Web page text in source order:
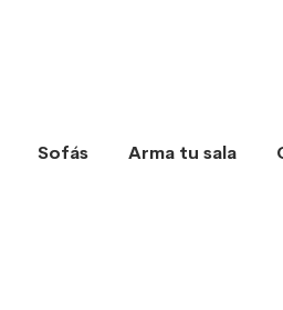
Sofás Arma tu sala